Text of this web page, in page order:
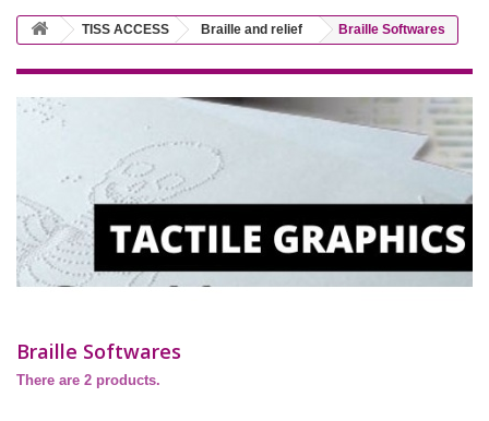
TISS ACCESS Braille and relief Braille Softwares
Braille Softwares
There are 2 products.